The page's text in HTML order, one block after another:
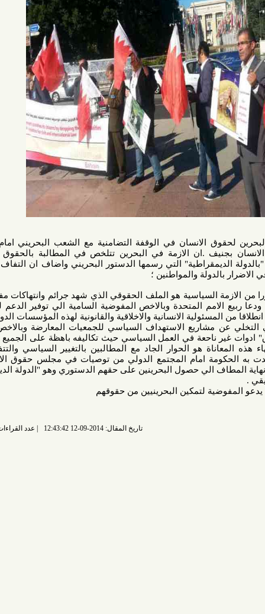
الانسان في الوقفة التضامنية مع الشعب البحريني امام الكرسي
.ان الازمة في البحرين تتلخص في المطالبة بالحقوق السياسية
التي رسمها الدستور البحريني واضاف ان التفاف على هذه
والمواطنين ؛
السياسية هو الملف الحقوقي الذي شهد جرائم وانتهاكات مفزعة تصل
المتحدة وبالاخص المفوضية السامية الي توفير الدعم للبحرينيين
الانسانية والاخلاقية والقانونية لهذه المؤسسات الدولية .
مشاريع الاستهداف السياسي للجمعيات المعارضة وبالاخص جمعيتي
ناحعة في العمل السياسي حيث تكاليفه باهظة على الجميع مشددا ان
هو الحوار الجاد مع المطالبين بالتغيير السياسي والتتفيذ الامين
امام المجتمع الدولي من توصيات في مجلس حقوق الانسان في
الي حصول البحرينين على حقهم الدستوري وهو "الدولة الديمقراطية"
لتمكين البحرينيين من حقوقهم
عدد القراءات: 6557 قراءة |